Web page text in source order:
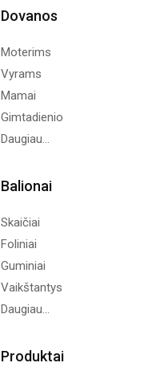
Dovanos
Moterims
Vyrams
Mamai
Gimtadienio
Daugiau...
Balionai
Skaičiai
Foliniai
Guminiai
Vaikštantys
Daugiau...
Produktai